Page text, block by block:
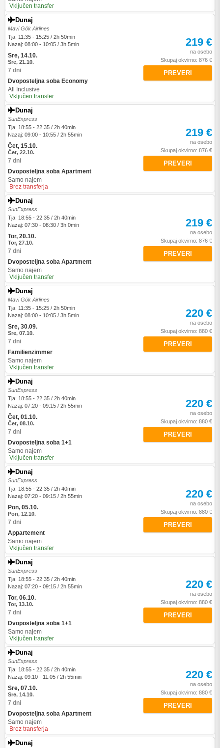
Vključen transfer
Dunaj
Mavi Gök Airlines
Tja: 11:35 - 15:25 / 2h 50min
Nazaj: 08:00 - 10:05 / 3h 5min
Sre, 14.10.
Sre, 21.10.
7 dni
Dvoposteljna soba Economy
All Inclusive
Vključen transfer
219 €
na osebo
Skupaj okvirno: 876 €
PREVERI
Dunaj
SunExpress
Tja: 18:55 - 22:35 / 2h 40min
Nazaj: 09:00 - 10:55 / 2h 55min
Čet, 15.10.
Čet, 22.10.
7 dni
Dvoposteljna soba Apartment
Samo najem
Brez transferja
219 €
na osebo
Skupaj okvirno: 876 €
PREVERI
Dunaj
SunExpress
Tja: 18:55 - 22:35 / 2h 40min
Nazaj: 07:30 - 08:30 / 3h 0min
Tor, 20.10.
Tor, 27.10.
7 dni
Dvoposteljna soba Apartment
Samo najem
Vključen transfer
219 €
na osebo
Skupaj okvirno: 876 €
PREVERI
Dunaj
Mavi Gök Airlines
Tja: 11:35 - 15:25 / 2h 50min
Nazaj: 08:00 - 10:05 / 3h 5min
Sre, 30.09.
Sre, 07.10.
7 dni
Familienzimmer
Samo najem
Vključen transfer
220 €
na osebo
Skupaj okvirno: 880 €
PREVERI
Dunaj
SunExpress
Tja: 18:55 - 22:35 / 2h 40min
Nazaj: 07:20 - 09:15 / 2h 55min
Čet, 01.10.
Čet, 08.10.
7 dni
Dvoposteljna soba 1+1
Samo najem
Vključen transfer
220 €
na osebo
Skupaj okvirno: 880 €
PREVERI
Dunaj
SunExpress
Tja: 18:55 - 22:35 / 2h 40min
Nazaj: 07:20 - 09:15 / 2h 55min
Pon, 05.10.
Pon, 12.10.
7 dni
Appartement
Samo najem
Vključen transfer
220 €
na osebo
Skupaj okvirno: 880 €
PREVERI
Dunaj
SunExpress
Tja: 18:55 - 22:35 / 2h 40min
Nazaj: 07:20 - 09:15 / 2h 55min
Tor, 06.10.
Tor, 13.10.
7 dni
Dvoposteljna soba 1+1
Samo najem
Vključen transfer
220 €
na osebo
Skupaj okvirno: 880 €
PREVERI
Dunaj
SunExpress
Tja: 18:55 - 22:35 / 2h 40min
Nazaj: 09:10 - 11:05 / 2h 55min
Sre, 07.10.
Sre, 14.10.
7 dni
Dvoposteljna soba Apartment
Samo najem
Brez transferja
220 €
na osebo
Skupaj okvirno: 880 €
PREVERI
Dunaj